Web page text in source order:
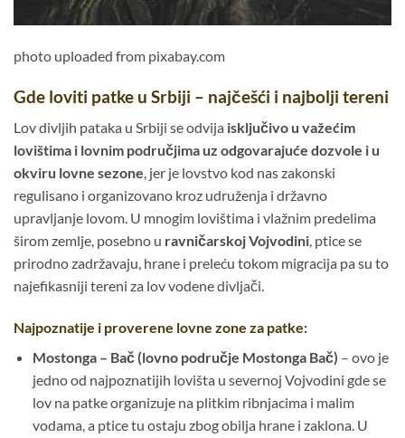
photo uploaded from pixabay.com
Gde loviti patke u Srbiji – najčešći i najbolji tereni
Lov divljih pataka u Srbiji se odvija isključivo u važećim
lovištima i lovnim područjima uz odgovarajuće dozvole i u
okviru lovne sezone, jer je lovstvo kod nas zakonski
regulisano i organizovano kroz udruženja i državno
upravljanje lovom. U mnogim lovištima i vlažnim predelima
širom zemlje, posebno u ravničarskoj Vojvodini, ptice se
prirodno zadržavaju, hrane i preleću tokom migracija pa su to
najefikasniji tereni za lov vodene divljači.
Najpoznatije i proverene lovne zone za patke:
Mostonga – Bač (lovno područje Mostonga Bač) – ovo je
jedno od najpoznatijih lovišta u severnoj Vojvodini gde se
lov na patke organizuje na plitkim ribnjacima i malim
vodama, a ptice tu ostaju zbog obilja hrane i zaklona. U